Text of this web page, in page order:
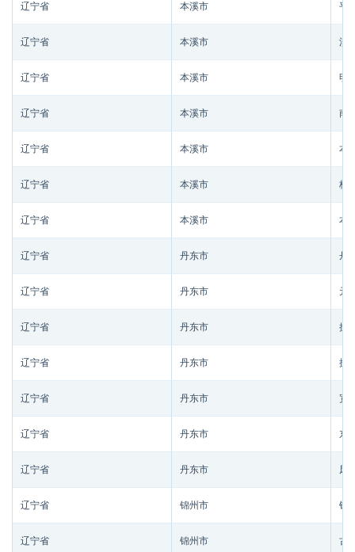
辽宁省 本溪市 平
辽宁省 本溪市 溪
辽宁省 本溪市 明
辽宁省 本溪市 南
辽宁省 本溪市 本
辽宁省 本溪市 桓
辽宁省 本溪市 本
辽宁省 丹东市 丹
辽宁省 丹东市 元
辽宁省 丹东市 振
辽宁省 丹东市 振
辽宁省 丹东市 宽
辽宁省 丹东市 东
辽宁省 丹东市 凤
辽宁省 锦州市 锦
辽宁省 锦州市 古